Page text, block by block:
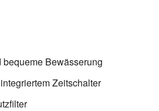
Bewässerung
Zeitschalter